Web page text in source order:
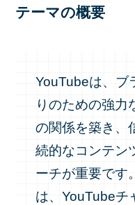
テーマの概要
YouTubeは、ブ
りのための強力
の関係を築き、
続的なコンテン
ーチが重要です
は、YouTubeチ